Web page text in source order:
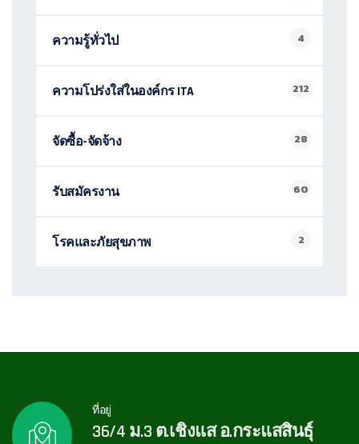
ความรู้ทั่วไป 4
ความโปร่งใส่ในองค์กร ITA 212
จัดซื้อ-จัดจ้าง 28
รับสมัครงาน 60
โรคและภัยสุขภาพ 2
ที่อยู่
36/4 ม.3 ต.เชิงแส อ.กระแสสินธุ์